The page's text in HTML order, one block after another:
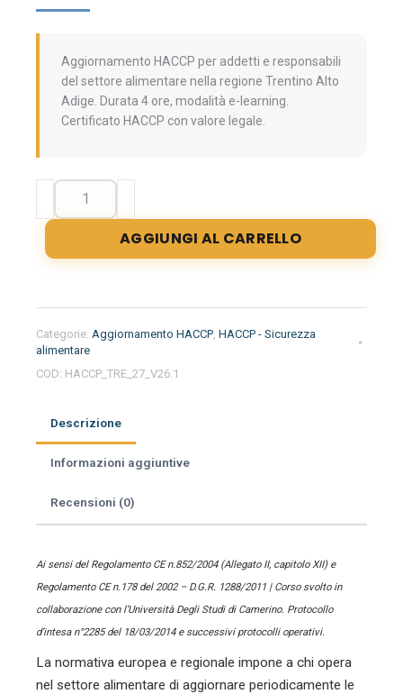
Aggiornamento HACCP per addetti e responsabili
del settore alimentare nella regione Trentino Alto
Adige. Durata 4 ore, modalità e-learning.
Certificato HACCP con valore legale.
Aggiornamento
formazione
per
addetti
del
settore
alimentare
nella
Alto
Adige
quantità
AGGIUNGI AL CARRELLO
Categorie: Aggiornamento HACCP, HACCP - Sicurezza
alimentare
COD: HACCP_TRE_27_V26.1
Descrizione
Informazioni aggiuntive
Recensioni (0)
Ai sensi del Regolamento CE n.852/2004 (Allegato II, capitolo XII) e
Regolamento CE n.178 del 2002 – D.G.R. 1288/2011 | Corso svolto in
collaborazione con l’Università Degli Studi di Camerino. Protocollo
d’intesa n°2285 del 18/03/2014 e successivi protocolli operativi.
La normativa europea e regionale impone a chi opera
nel settore alimentare di aggiornare periodicamente le